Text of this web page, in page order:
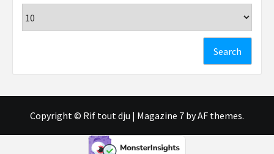
Copyright © Rif tout dju | Magazine 7 by AF themes.